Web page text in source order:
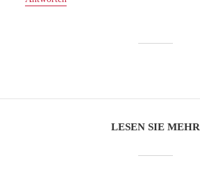
LESEN SIE MEHR